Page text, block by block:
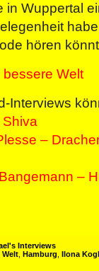
in Wuppertal
hören
bessere Welt
Interviews
–
–
Interviews
Welt Hamburg Ilona